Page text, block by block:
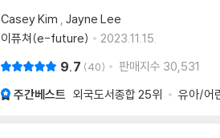
Casey Kim , Jayne Lee
이퓨쳐(e-future)
2023.11.15.
9.7 40 판매지수 30,531
주간베스트 외국도서종합 25위 유아/어